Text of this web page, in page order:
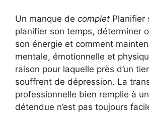
Un manque de complet Planifier
planifier son temps, déterminer
son énergie et comment
mentale, émotionnelle et
raison pour laquelle près d’un
souffrent de dépression. La
professionnelle bien remplie à
détendue n’est pas toujours